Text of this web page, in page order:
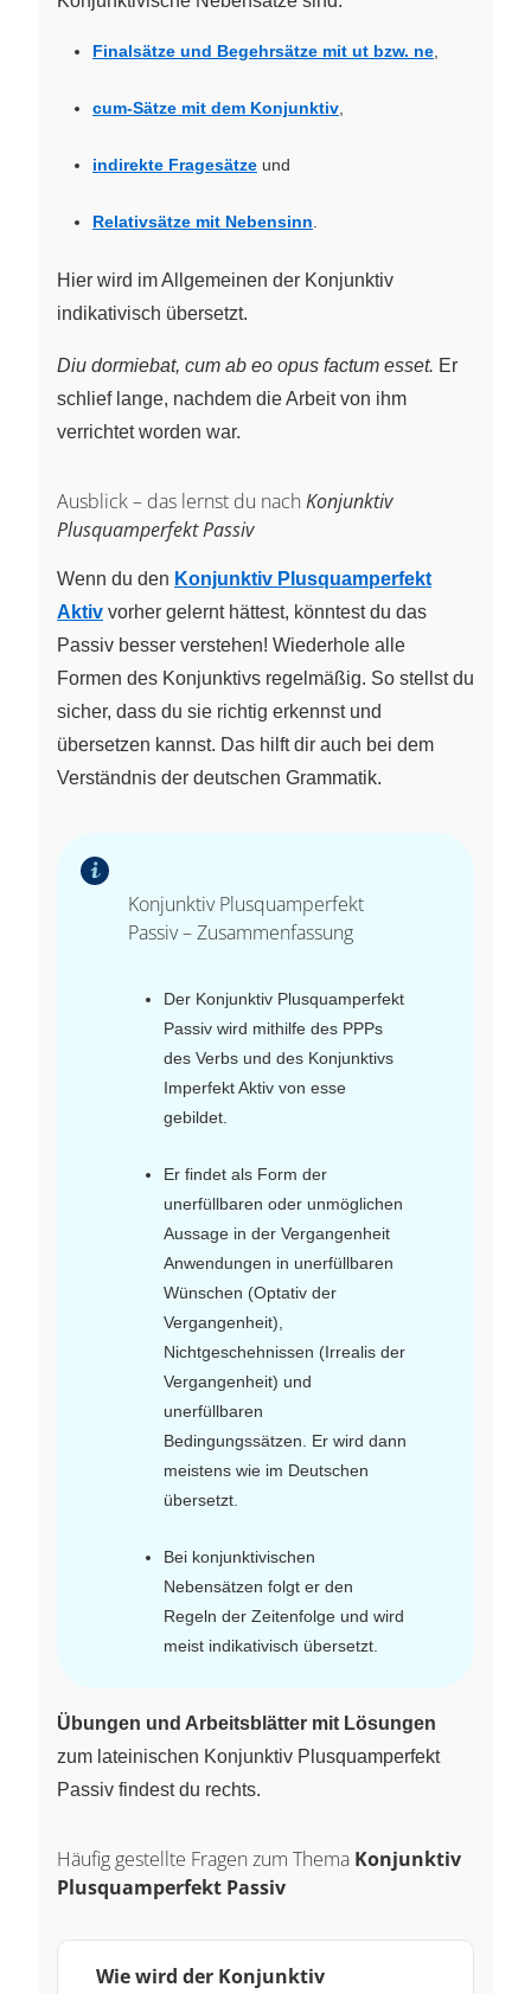
Finalsätze und Begehrsätze mit ut bzw. ne
cum-Sätze mit dem Konjunktiv
indirekte Fragesätze und
Relativsätze mit Nebensinn
Hier wird im Allgemeinen der Konjunktiv
indikativisch übersetzt.
Diu dormiebat, cum ab eo opus factum esset. Er
schlief lange, nachdem die Arbeit von ihm
verrichtet worden war.
Ausblick – das lernst du nach Konjunktiv
Plusquamperfekt Passiv
Wenn du den Konjunktiv Plusquamperfekt
Aktiv vorher gelernt hättest, könntest du das
Passiv besser verstehen! Wiederhole alle
Formen des Konjunktivs regelmäßig. So stellst du
sicher, dass du sie richtig erkennst und
übersetzen kannst. Das hilft dir auch bei dem
Verständnis der deutschen Grammatik.
Konjunktiv Plusquamperfekt
Passiv – Zusammenfassung
Der Konjunktiv Plusquamperfekt
Passiv wird mithilfe des PPPs
des Verbs und des Konjunktivs
Imperfekt Aktiv von esse
gebildet.
Er findet als Form der
unerfüllbaren oder unmöglichen
Aussage in der Vergangenheit
Anwendungen in unerfüllbaren
Wünschen (Optativ der
Vergangenheit),
Nichtgeschehnissen (Irrealis der
Vergangenheit) und
unerfüllbaren
Bedingungssätzen. Er wird dann
meistens wie im Deutschen
übersetzt.
Bei konjunktivischen
Nebensätzen folgt er den
Regeln der Zeitenfolge und wird
meist indikativisch übersetzt.
Übungen und Arbeitsblätter mit Lösungen
zum lateinischen Konjunktiv Plusquamperfekt
Passiv findest du rechts.
Häufig gestellte Fragen zum Thema Konjunktiv
Plusquamperfekt Passiv
Wie wird der Konjunktiv